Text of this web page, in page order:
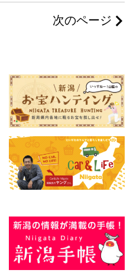
次のページ